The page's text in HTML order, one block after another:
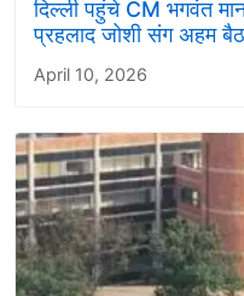
दिल्ली पहुंचे CM भगवंत
प्रहलाद जोशी संग अहम
April 10, 2026